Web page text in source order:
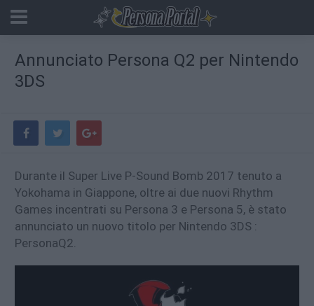
Annunciato Persona Q2 per Nintendo
3DS
Durante il Super Live P-Sound Bomb 2017 tenuto a
Yokohama in Giappone, oltre ai due nuovi Rhythm
Games incentrati su Persona 3 e Persona 5, è stato
annunciato un nuovo titolo per Nintendo 3DS :
PersonaQ2.